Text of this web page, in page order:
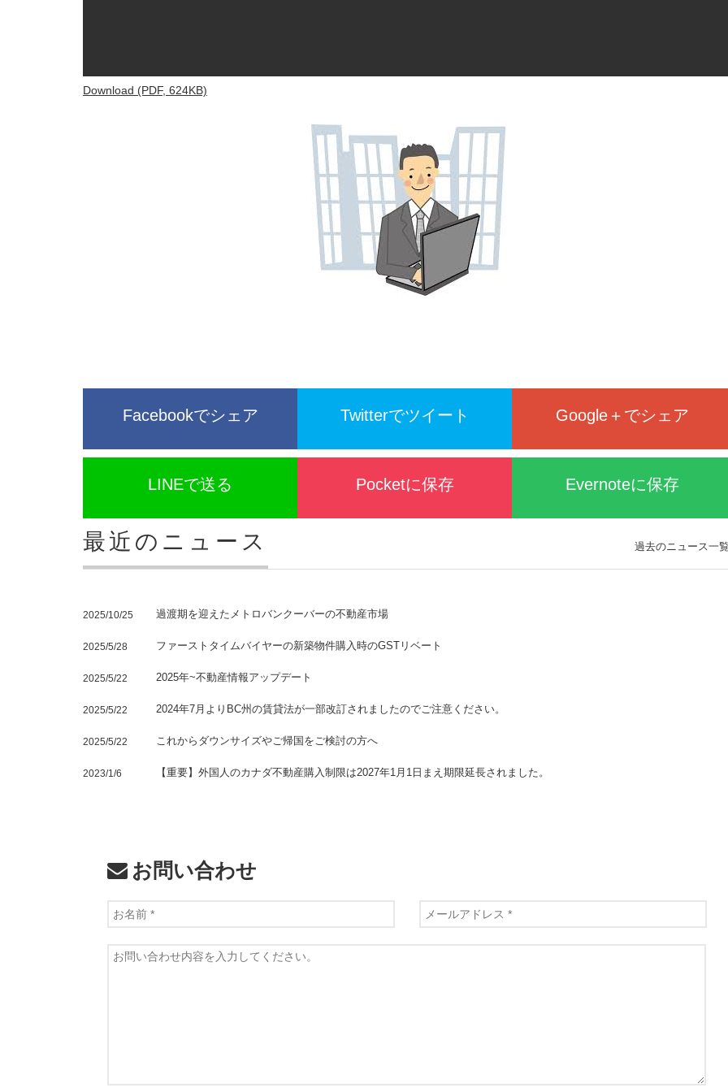
Download (PDF, 624KB)
Facebookでシェア Twitterでツイート Google＋でシェア
LINEで送る Pocketに保存 Evernoteに保存
最近のニュース
2025/10/25 過渡期を迎えたメトロバンクーバーの不動産市場
2025/5/28 ファーストタイムバイヤーの新築物件購入時のGSTリベート
2025/5/22 2025年~不動産情報アップデート
2025/5/22 2024年7月よりBC州の賃貸法が一部改訂されましたのでご注意ください。
2025/5/22 これからダウンサイズやご帰国をご検討の方へ
2023/1/6 【重要】外国人のカナダ不動産購入制限は2027年1月1日まえ期限延長されました。
過去のニュース一
お問い合わせ